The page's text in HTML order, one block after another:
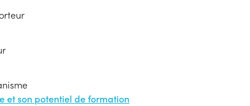
et son potentiel de formation